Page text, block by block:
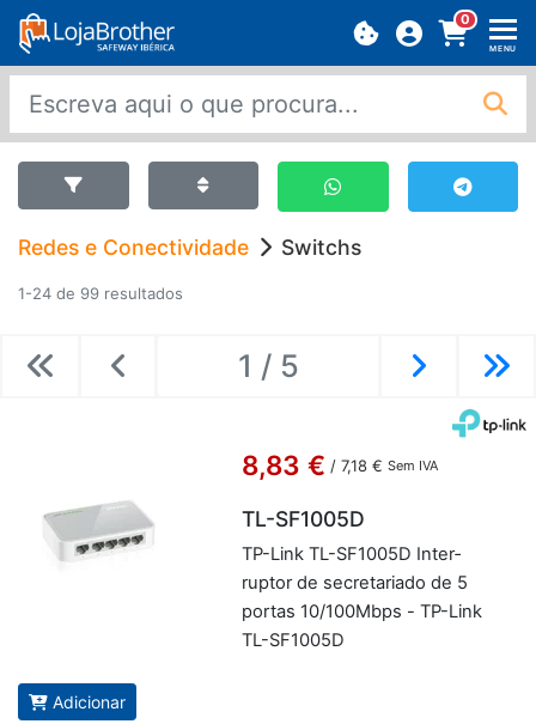
0
MENU
Redes e Conectividade Switchs
1-24 de 99 resultados
PreviousPrevious 1 / 5 Next
8,83 € / 7,18 € Sem IVA
TL-SF1005D
TP-Link TL-SF1005D In­ter­
ruptor de se­cre­ta­riado de 5
portas 10/100Mbps - TP-Link
TL-SF1005D
Adicionar